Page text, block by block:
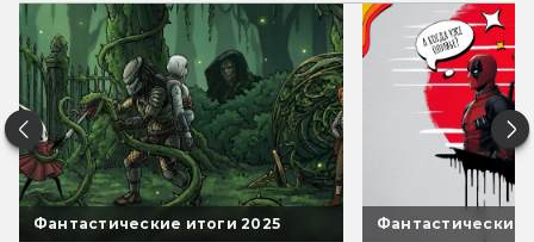
Фантастические итоги 2025 Фантастические